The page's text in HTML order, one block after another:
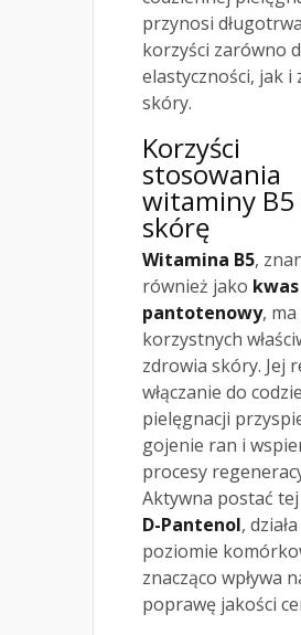
przynosi
korzyści zarówno
elastyczności, jak i
skóry.
Korzyści
stosowania
witaminy B5
skórę
Witamina B5,
również jako kwas
pantotenowy,
korzystnych
zdrowia skóry. Jej
włączanie do
pielęgnacji
gojenie ran i
procesy
Aktywna postać
D-Pantenol,
poziomie
znacząco wpływa
poprawę jakości